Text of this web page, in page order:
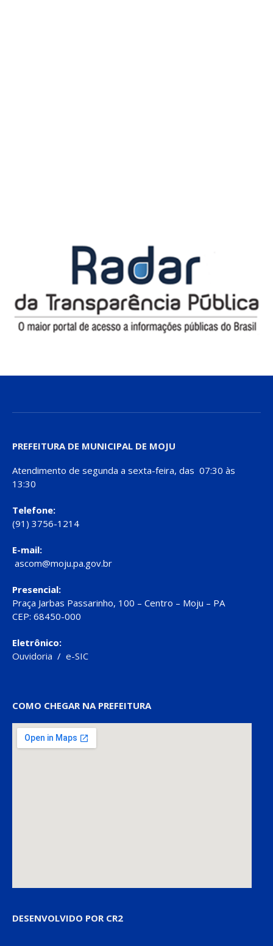
PREFEITURA DE MUNICIPAL DE MOJU
Atendimento de segunda a sexta-feira, das 07:30 às
13:30
Telefone:
(91) 3756-1214
E-mail:
ascom@moju.pa.gov.br
Presencial:
Praça Jarbas Passarinho, 100 – Centro – Moju – PA
CEP: 68450-000
Eletrônico:
Ouvidoria / e-SIC
COMO CHEGAR NA PREFEITURA
DESENVOLVIDO POR CR2